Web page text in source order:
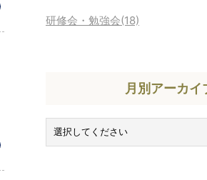
研修会・勉強会(18)
月別アーカイ